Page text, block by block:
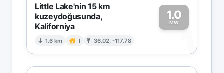
Little Lake'nin 15 km
kuzeydoğusunda,
Kaliforniya
1.6 km I 36.02, -117.78
1.0
MW
1